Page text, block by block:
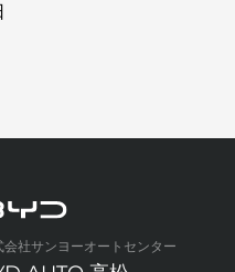
会社サンヨーオートセンター